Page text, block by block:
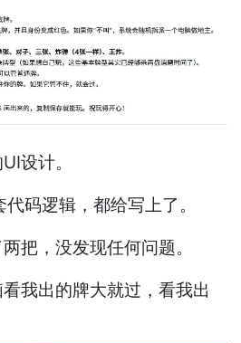
设计。
码逻辑，都给写上了。
把，没发现任何问题。
我出的牌大就过，看我出